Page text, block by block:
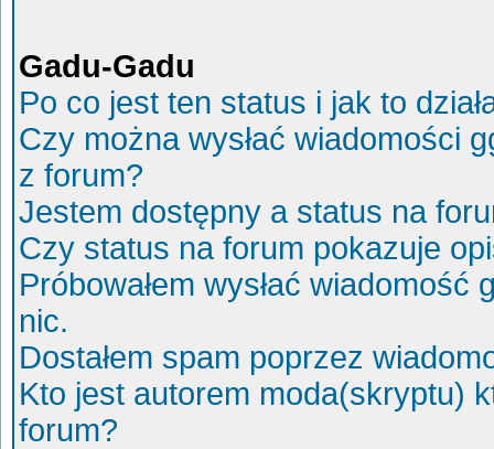
Gadu-Gadu
Po co jest ten status i jak to
Czy można wysłać wiadomości
z forum?
Jestem dostępny a status na
Czy status na forum pokazuje
Próbowałem wysłać
nic.
Dostałem spam poprzez
Kto jest autorem moda(skryptu)
forum?